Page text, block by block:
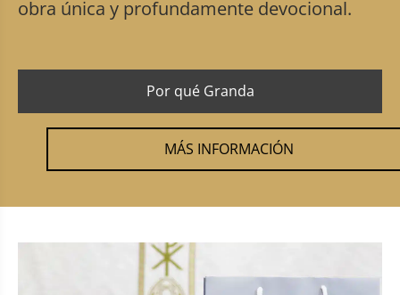
obra única y profundamente devocional.
Por qué Granda
MÁS INFORMACIÓN